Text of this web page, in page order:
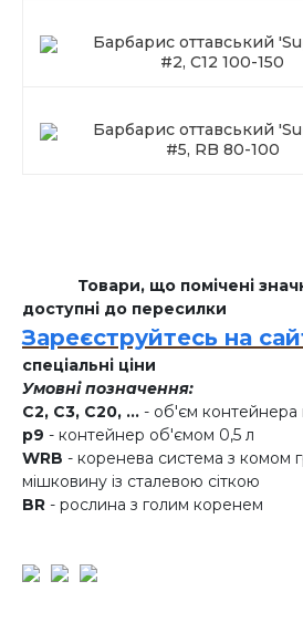
Барбарис оттавський
#2, С12 100-150
Барбарис оттавський
#5, RB 80-100
Товари, що помічені
доступні до пересилки
Зареєструйтесь на
спеціальні ціни
Умовні позначення:
C2, C3, C20, ... - об'єм контейнера
p9 - контейнер об'ємом 0,5 л
WRB - коренева система з комом
мішковину із сталевою сіткою
BR - рослина з голим коренем